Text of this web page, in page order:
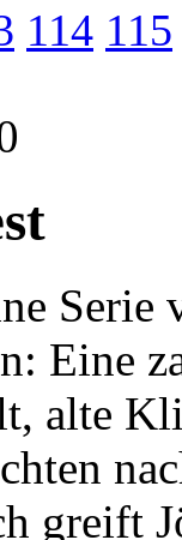
114 115
Serie
Eine
alte
greift